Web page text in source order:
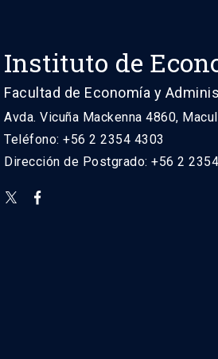
Instituto de
Facultad de Economía y
Avda. Vicuña Mackenna 4860,
Teléfono: +56 2 2354 4303
Dirección de Postgrado: +56 2